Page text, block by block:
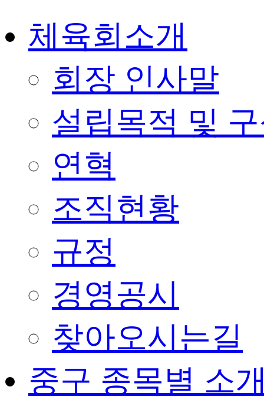
체육회소개
회장 인사말
설립목적 및
연혁
조직현황
규정
경영공시
찾아오시는길
중구 종목별 소